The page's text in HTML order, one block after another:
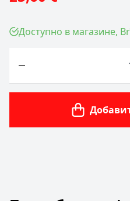
Доступно в магазине,